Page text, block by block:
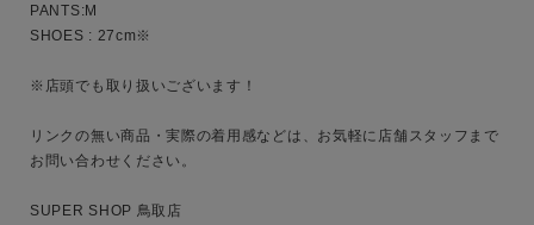
PANTS:M
SHOES : 27cm※
※店頭でも取り扱いございます！
リンクの無い商品・実際の着用感などは、お気軽に店舗スタッフまで
お問い合わせください。
SUPER SHOP 鳥取店